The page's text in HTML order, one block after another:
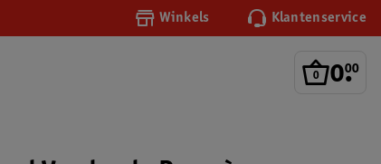
Winkels Klantenservice
0.
00